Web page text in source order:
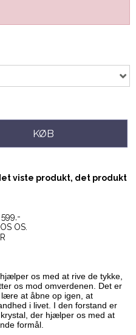
KØB
viste produkt, det produkt
OS.
os med at rive de tykke,
os mod omverdenen. Det er
at åbne op igen, at
i livet. I den forstand er
der hjælper os med at
formål.